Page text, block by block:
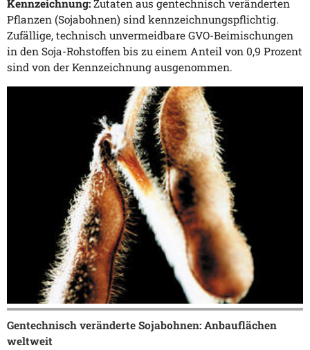
Kennzeichnung: Zutaten aus gentechnisch veränderten
Pflanzen (Sojabohnen) sind kennzeichnungspflichtig.
Zufällige, technisch unvermeidbare GVO-Beimischungen
in den Soja-Rohstoffen bis zu einem Anteil von 0,9 Prozent
sind von der Kennzeichnung ausgenommen.
Gentechnisch veränderte Sojabohnen: Anbauflächen
weltweit